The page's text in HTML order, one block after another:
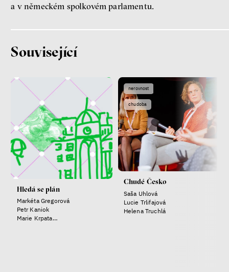
Nová pravidla
Fotogalerie IF 2025
Patricia Churchland
a v německém spolkovém parlamentu.
Související
Hledá se plán
Markéta Gregorová
Petr Kaniok
Marie Krpata
nerovnost
chudoba
Chudé Česko
Saša Uhlová
Lucie Trlifajová
Helena Truchlá